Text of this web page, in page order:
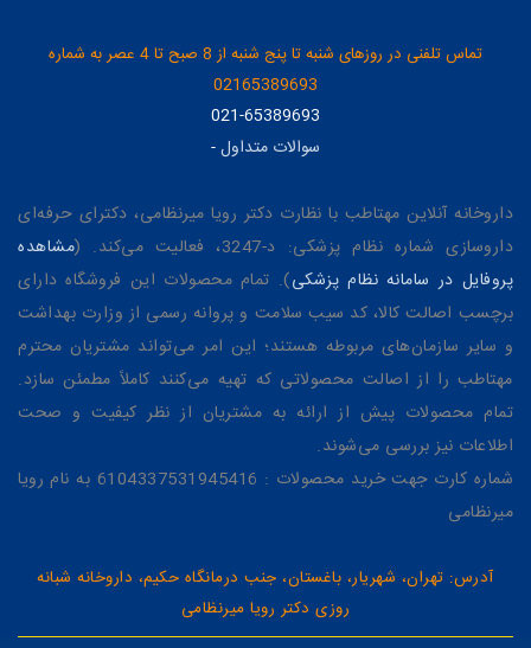
تماس تلفنی در روزهای شنبه تا پنج شنبه از 8 صبح تا 4 عصر به شماره
02165389693
021-65389693
سوالات متداول-
داروخانه آنلاین مهتاطب با نظارت دکتر رویا میرنظامی، دکترای حرفه‌ای
داروسازی شماره نظام پزشکی: د-3247، فعالیت می‌کند. (
مشاهده
پروفایل در سامانه نظام پزشکی). تمام محصولات این فروشگاه دارای
برچسب اصالت کالا، کد سیب سلامت و پروانه رسمی از وزارت بهداشت
و سایر سازمان‌های مربوطه هستند؛ این امر می‌تواند مشتریان محترم
مهتاطب را از اصالت محصولاتی که تهیه می‌کنند کاملاً مطمئن سازد.
تمام محصولات پیش از ارائه به مشتریان از نظر کیفیت و صحت
اطلاعات نیز بررسی می‌شوند.
شماره کارت جهت خرید محصولات : 6104337531945416 به نام رویا
میرنظامی
آدرس: تهران، شهریار، باغستان، جنب درمانگاه حکیم، داروخانه شبانه
روزی دکتر رویا میرنظامی